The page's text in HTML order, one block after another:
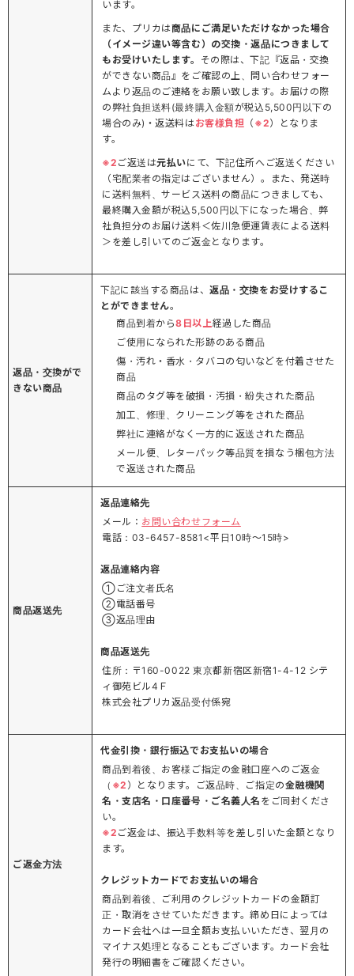
います。
また、プリカは商品にご満足いただけなかった場合
（イメージ違い等含む）の交換・返品につきまして
もお受けいたします。 その際は、下記『返品・交換
ができない商品』をご確認の上、問い合わせフォー
ムより返品のご連絡をお願い致します。お届けの際
の弊社負担送料(最終購入金額が税込5,500円以下の
場合のみ)・返送料はお客様負担 （ ※2）となりま
す。
※2 ご返送は元払いにて、下記住所へご返送ください
（宅配業者の指定はございません）。また、発送時
に送料無料、サービス送料の商品につきましても、
最終購入金額が税込5,500円以下になった場合、弊
社負担分のお届け送料＜佐川急便運賃表による送料
＞を差し引いてのご返金となります。
返品・交換がで
きない商品
下記に該当する商品は、返品・交換をお受けするこ
とができません。
商品到着から8日以上経過した商品
ご使用になられた形跡のある商品
傷・汚れ・香水・タバコの匂いなどを付着させた
商品
商品のタグ等を破損・汚損・紛失された商品
加工、修理、クリーニング等をされた商品
弊社に連絡がなく一方的に返送された商品
メール便、レターパック等品質を損なう梱包方法
で返送された商品
商品返送先
返品連絡先
メール： お問い合わせフォーム
電話：03-6457-8581<平日10時～15時>
返品連絡内容
①ご注文者氏名
②電話番号
③返品理由
商品返送先
住所：〒160-0022 東京都新宿区新宿1-4-12 シテ
ィ御苑ビル4Ｆ
株式会社プリカ返品受付係宛
ご返金方法
代金引換・銀行振込でお支払いの場合
商品到着後、お客様ご指定の金融口座へのご返金
（ ※2 ）となります。ご返品時、ご指定の金融機関
名・支店名・口座番号・ご名義人名 をご同封くださ
い。
※2 ご返金は、振込手数料等を差し引いた金額となり
ます。
クレジットカードでお支払いの場合
商品到着後、ご利用のクレジットカードの金額訂
正・取消をさせていただきます。締め日によっては
カード会社へは一旦全額お支払いいただき、翌月の
マイナス処理となることもございます。カード会社
発行の明細書をご確認ください。